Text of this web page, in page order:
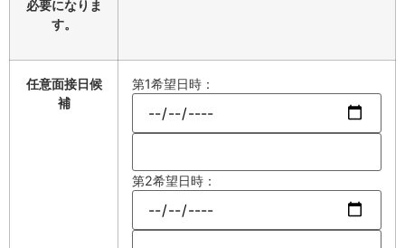
必要になりま
す。
任意面接日候
補
第1希望日時：
第2希望日時：